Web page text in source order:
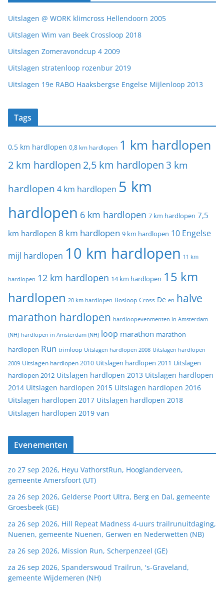
Uitslagen @ WORK klimcross Hellendoorn 2005
Uitslagen Wim van Beek Crossloop 2018
Uitslagen Zomeravondcup 4 2009
Uitslagen stratenloop rozenbur 2019
Uitslagen 19e RABO Haaksbergse Engelse Mijlenloop 2013
Tags
0,5 km hardlopen 0,8 km hardlopen 1 km hardlopen
2 km hardlopen 2,5 km hardlopen 3 km
hardlopen 4 km hardlopen 5 km
hardlopen 6 km hardlopen 7 km hardlopen 7,5
km hardlopen 8 km hardlopen 9 km hardlopen 10 Engelse
mijl hardlopen 10 km hardlopen 11 km
hardlopen 12 km hardlopen 14 km hardlopen 15 km
hardlopen 20 km hardlopen Bosloop Cross De en halve
marathon hardlopen hardloopevenmenten in Amsterdam
(NH) hardlopen in Amsterdam (NH) loop marathon marathon
hardlopen Run trimloop Uitslagen hardlopen 2008 Uitslagen hardlopen
2009 Uitslagen hardlopen 2010 Uitslagen hardlopen 2011 Uitslagen
hardlopen 2012 Uitslagen hardlopen 2013 Uitslagen hardlopen
2014 Uitslagen hardlopen 2015 Uitslagen hardlopen 2016
Uitslagen hardlopen 2017 Uitslagen hardlopen 2018
Uitslagen hardlopen 2019 van
Evenementen
zo 27 sep 2026, Heyu VathorstRun, Hooglanderveen,
gemeente Amersfoort (UT)
za 26 sep 2026, Gelderse Poort Ultra, Berg en Dal, gemeente
Groesbeek (GE)
za 26 sep 2026, Hill Repeat Madness 4-uurs trailrunuitdaging,
Nuenen, gemeente Nuenen, Gerwen en Nederwetten (NB)
za 26 sep 2026, Mission Run, Scherpenzeel (GE)
za 26 sep 2026, Spanderswoud Trailrun, 's-Graveland,
gemeente Wijdemeren (NH)